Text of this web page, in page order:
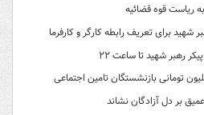
ریاست قوه‌ قضائیه
شهید برای تعریف رابطه کارگر و کارفرما
رهبر شهید تا ساعت ۲۲
بر دل آزادگان نشاند